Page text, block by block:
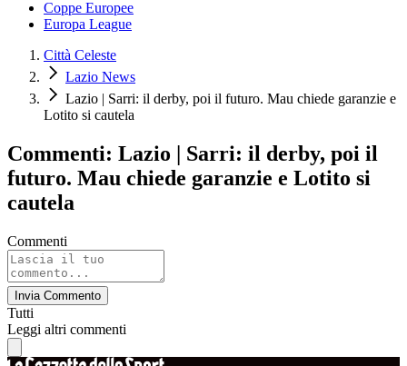
Coppe Europee
Europa League
Città Celeste
Lazio News
Lazio | Sarri: il derby, poi il futuro. Mau chiede garanzie e
Lotito si cautela
Commenti: Lazio | Sarri: il derby, poi il
futuro. Mau chiede garanzie e Lotito si
cautela
Commenti
Invia Commento
Tutti
Leggi altri commenti